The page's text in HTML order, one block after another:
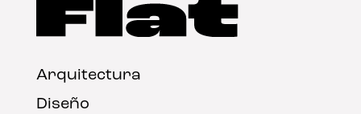
Arquitectura
Diseño